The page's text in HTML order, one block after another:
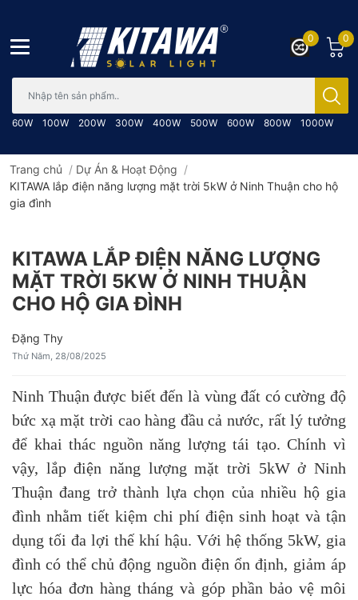
60W 100W 200W 300W 400W 500W 600W 800W 1000W
0
0
Trang chủ / Dự Án & Hoạt Động /
KITAWA lắp điện năng lượng mặt trời 5kW ở Ninh Thuận cho hộ
gia đình
KITAWA LẮP ĐIỆN NĂNG LƯỢNG
MẶT TRỜI 5KW Ở NINH THUẬN
CHO HỘ GIA ĐÌNH
Đặng Thy
Thứ Năm, 28/08/2025
Ninh Thuận được biết đến là vùng đất có cường độ
bức xạ mặt trời cao hàng đầu cả nước, rất lý tưởng
để khai thác nguồn năng lượng tái tạo. Chính vì
vậy, lắp điện năng lượng mặt trời 5kW ở Ninh
Thuận đang trở thành lựa chọn của nhiều hộ gia
đình nhằm tiết kiệm chi phí điện sinh hoạt và tận
dụng tối đa lợi thế khí hậu. Với hệ thống 5kW, gia
đình có thể chủ động nguồn điện ổn định, giảm áp
lực hóa đơn hàng tháng và góp phần bảo vệ môi